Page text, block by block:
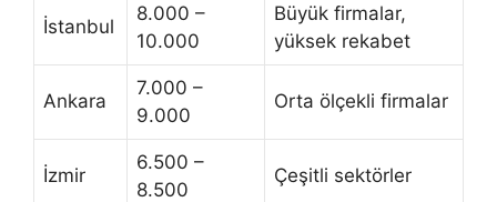
İstanbul
8.000 –
10.000
Büyük firmalar,
yüksek rekabet
Ankara
7.000 –
9.000
Orta ölçekli firmalar
İzmir
6.500 –
8.500
Çeşitli sektörler